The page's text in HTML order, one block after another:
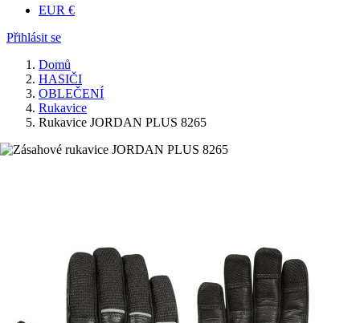
EUR €
Přihlásit se
Domů
HASIČI
OBLEČENÍ
Rukavice
Rukavice JORDAN PLUS 8265